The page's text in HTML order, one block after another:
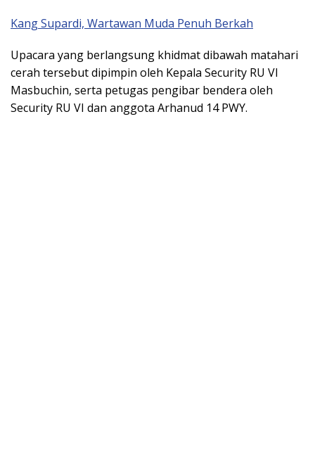
Kang Supardi, Wartawan Muda Penuh Berkah
Upacara yang berlangsung khidmat dibawah matahari
cerah tersebut dipimpin oleh Kepala Security RU VI
Masbuchin, serta petugas pengibar bendera oleh
Security RU VI dan anggota Arhanud 14 PWY.